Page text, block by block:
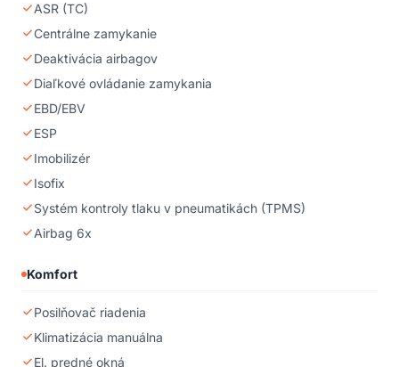
ASR (TC)
Centrálne zamykanie
Deaktivácia airbagov
Diaľkové ovládanie zamykania
EBD/EBV
ESP
Imobilizér
Isofix
Systém kontroly tlaku v pneumatikách (TPMS)
Airbag 6x
Komfort
Posilňovač riadenia
Klimatizácia manuálna
El. predné okná